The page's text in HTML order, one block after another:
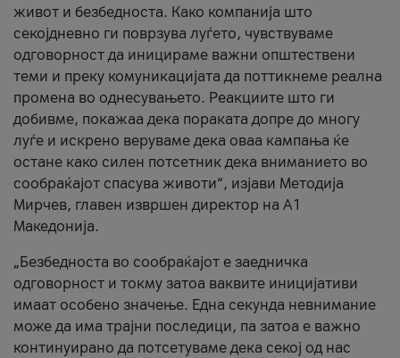
живот и безбедноста. Како компанија што
секојдневно ги поврзува луѓето, чувствуваме
одговорност да иницираме важни општествени
теми и преку комуникацијата да поттикнеме реална
промена во однесувањето. Реакциите што ги
добивме, покажаа дека пораката допре до многу
луѓе и искрено веруваме дека оваа кампања ќе
остане како силен потсетник дека вниманието во
сообраќајот спасува животи“, изјави Методија
Мирчев, главен извршен директор на А1
Македонија.
„Безбедноста во сообраќајот е заедничка
одговорност и токму затоа ваквите иницијативи
имаат особено значење. Една секунда невнимание
може да има трајни последици, па затоа е важно
континуирано да потсетуваме дека секој од нас